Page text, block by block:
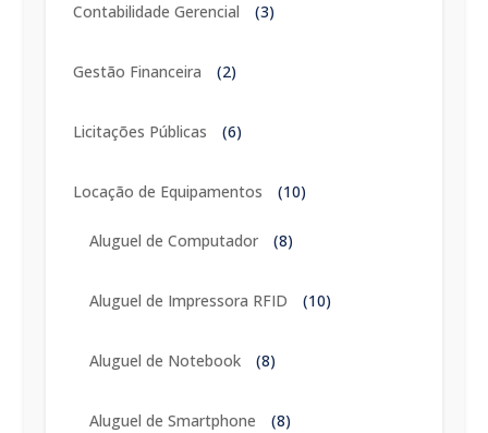
Contabilidade Gerencial (3)
Gestão Financeira (2)
Licitações Públicas (6)
Locação de Equipamentos (10)
Aluguel de Computador (8)
Aluguel de Impressora RFID (10)
Aluguel de Notebook (8)
Aluguel de Smartphone (8)